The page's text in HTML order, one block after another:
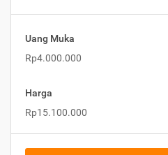
Uang Muka
Rp4.000.000
Harga
Rp15.100.000